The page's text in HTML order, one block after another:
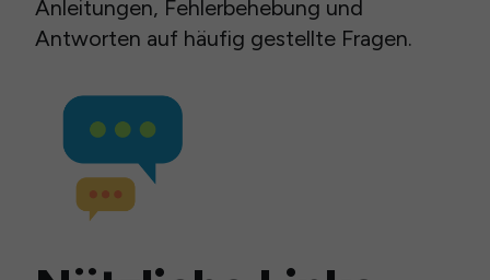
Anleitungen, Fehlerbehebung und
Antworten auf häufig gestellte Fragen.